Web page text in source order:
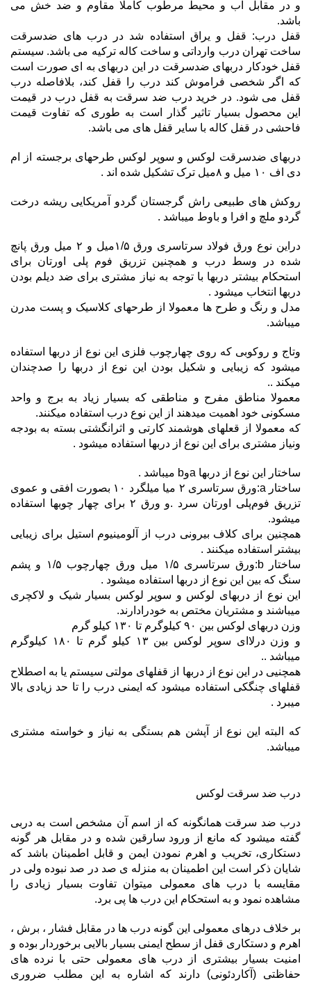
و در مقابل آب و محیط مرطوب کاملا مقاوم و ضد خش می
باشد.
قفل درب: قفل و یراق استفاده شد در درب های ضدسرقت
ساخت تهران درب وارداتی و ساخت کاله ترکیه می باشد. سیستم
قفل خودکار دربهای ضدسرقت در این دربهای به ای صورت است
که اگر شخصی فراموش کند درب را قفل کند، بلافاصله درب
قفل می شود. در خرید درب ضد سرقت به قفل درب در قیمت
این محصول بسیار تاثیر گذار است به طوری که تفاوت قیمت
فاحشی در قفل کاله با سایر قفل های می باشد.
دربهای ضدسرقت لوکس و سوپر لوکس طرحهای برجسته از ام
دی اف ۱۰ میل و ۸میل ترک تشکیل شده اند .
روکش های طبیعی راش گرجستان گردو آمریکایی ریشه درخت
گردو ملچ و افرا و باوط میباشد .
دراین نوع ورق فولاد سرتاسری ورق ۱/۵میل و ۲ میل ورق پانچ
شده در وسط درب و همچنین تزریق فوم پلی اورتان برای
استحکام بیشتر دربها با توجه به نیاز مشتری برای ضد دیلم بودن
دربها انتخاب میشود .
مدل و رنگ و طرح ها معمولا از طرحهای کلاسیک و پست مدرن
میباشد.
وتاج و روکوبی که روی چهارچوب فلزی این نوع از دربها استفاده
میشود که زیبایی و شکیل بودن این نوع از دربها را صدچندان
میکند ..
معمولا مناطق مفرح و مناطقی که بسیار زیاد به برج و واحد
مسکونی خود اهمیت میدهند از این نوع درب استفاده میکنند.
که معمولا از قعلهای هوشمند کارتی و اثرانگشتی بسته به بودجه
ونیاز مشتری برای این نوع از دربها استفاده میشود .
ساختار این نوع از دربها aوb میباشد .
ساختار a:ورق سرتاسری ۲ میا میلگرد ۱۰ بصورت افقی و عموی
تزریق فوم‌پلی اورتان سرد .و ورق ۲ برای چهار چوبها استفاده
میشود.
همچنین برای کلاف بیرونی درب از آلومینیوم استیل برای زیبایی
بیشتر استفاده میکنند .
ساختار b:ورق سرتاسری ۱/۵ میل ورق چهارچوب ۱/۵ و پشم
سنگ که بین این نوع از دربها استفاده میشود .
این نوع از دربهای لوکس و سوپر لوکس بسیار شیک و لاکچری
میباشند و مشتریان مختص به خودرادارند.
وزن دربهای لوکس بین ۹۰ کیلوگرم تا ۱۳۰ کیلو گرم
و وزن درلاای سوپر لوکس بین ۱۳ کیلو گرم تا ۱۸۰ کیلوگرم
میباشد ‌..
همچنیی در این نوع از دربها از قفلهای مولتی سیستم یا به اصطلاح
قفلهای چنگکی استفاده میشود که ایمنی درب را تا حد زیادی بالا
میبرد .
که البته این نوع از آپشن هم بستگی به نیاز و خواسته مشتری
میباشد.
درب ضد سرقت لوکس
درب ضد سرقت همانگونه که از اسم آن مشخص است به دربی
گفته میشود که مانع از ورود سارقین شده و در مقابل هر گونه
دستکاری، تخریب و اهرم نمودن ایمن و قابل اطمینان باشد که
شایان ذکر است این اطمینان به منزله ی صد در صد نبوده ولی در
مقایسه با درب های معمولی میتوان تفاوت بسیار زیادی را
مشاهده نمود و به استحکام این درب ها پی برد.
بر خلاف درهای معمولی این گونه درب ها در مقابل فشار ، برش ،
اهرم و دستکاری قفل از سطح ایمنی بسیار بالایی برخوردار بوده و
امنیت بسیار بیشتری از درب های معمولی حتی با نرده های
حفاظتی (آکاردئونی) دارند که اشاره به این مطلب ضروری